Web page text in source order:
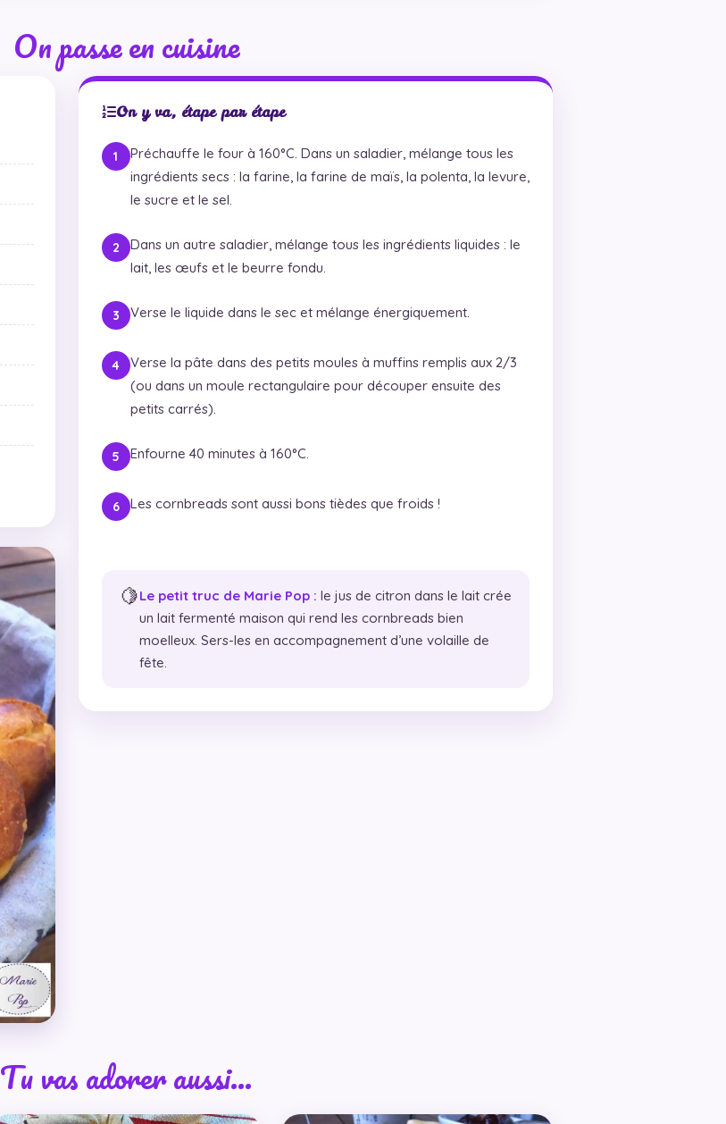
On passe en cuisine
On y va, étape par étape
Préchauffe le four à 160°C. Dans un saladier, mélange tous les
ingrédients secs : la farine, la farine de maïs, la polenta, la levure,
le sucre et le sel.
Dans un autre saladier, mélange tous les ingrédients liquides : le
lait, les œufs et le beurre fondu.
Verse le liquide dans le sec et mélange énergiquement.
Verse la pâte dans des petits moules à muffins remplis aux 2/3
(ou dans un moule rectangulaire pour découper ensuite des
petits carrés).
Enfourne 40 minutes à 160°C.
Les cornbreads sont aussi bons tièdes que froids !
🍋Le petit truc de Marie Pop : le jus de citron dans le lait crée
un lait fermenté maison qui rend les cornbreads bien
moelleux. Sers-les en accompagnement d’une volaille de
fête.
Tu vas adorer aussi…